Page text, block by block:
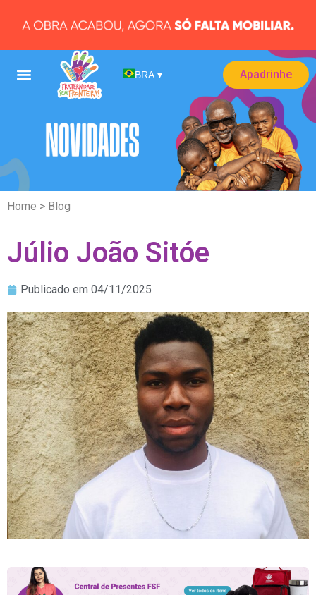
BRA ▾ Apadrinhe
Home > Blog
Júlio João Sitóe
Publicado em 04/11/2025